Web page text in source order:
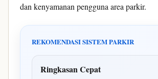
dan kenyamanan pengguna area parkir.
REKOMENDASI SISTEM PARKIR
Ringkasan Cepat